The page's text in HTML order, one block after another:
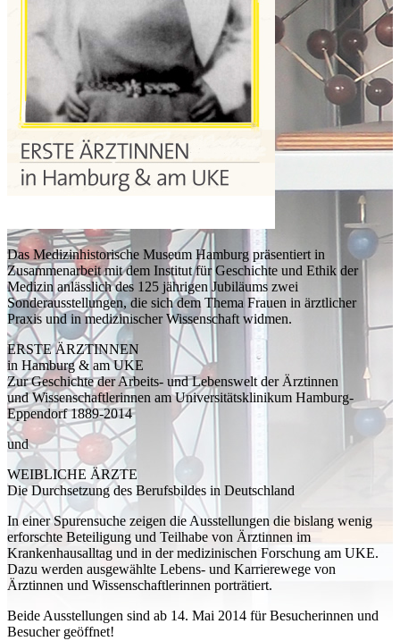
Das Medizinhistorische Museum Hamburg präsentiert in
Zusammenarbeit mit dem Institut für Geschichte und Ethik der
Medizin anlässlich des 125 jährigen Jubiläums zwei
Sonderausstellungen, die sich dem Thema Frauen in ärztlicher
Praxis und in medizinischer Wissenschaft widmen.
ERSTE ÄRZTINNEN
in Hamburg & am UKE
Zur Geschichte der Arbeits- und Lebenswelt der Ärztinnen
und Wissenschaftlerinnen am Universitätsklinikum Hamburg-
Eppendorf 1889-2014
und
WEIBLICHE ÄRZTE
Die Durchsetzung des Berufsbildes in Deutschland
In einer Spurensuche zeigen die Ausstellungen die bislang wenig
erforschte Beteiligung und Teilhabe von Ärztinnen im
Krankenhausalltag und in der medizinischen Forschung am UKE.
Dazu werden ausgewählte Lebens- und Karrierewege von
Ärztinnen und Wissenschaftlerinnen porträtiert.
Beide Ausstellungen sind ab 14. Mai 2014 für Besucherinnen und
Besucher geöffnet!